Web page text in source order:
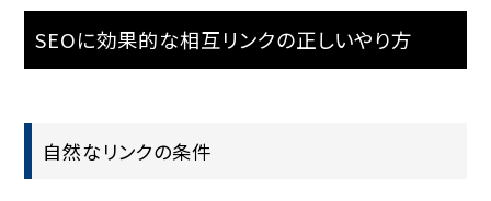
SEOに効果的な相互リンクの正しいやり方
自然なリンクの条件